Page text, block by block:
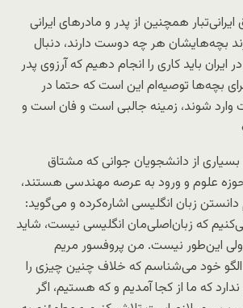
همچنین از پدر و مادرهای ایرانی
بچه‌هایشان هر چه دوست دارند، دنبال
باید کاری را انجام دهیم که آرزوی پدر
بچه‌ها توصیه‌ام این است که حتما در
وارد شوند، زمینه جالبی است و فان است و
بسیاری از دانشجویان جوانی که مشتاق
علوم و ورود به عرصه مهندسی هستند،
دانستن زبان انگلیسی اشاره‌کرده و می‌گوید:
که زبان‌اصلی‌مان انگلیسی نیست، شاید
ولی این‌طور نیست. من پروفسور مریم
الگو خود می‌شناسم که خلاف چنین چیزی را
که ما از کجا آمدیم و که هستیم، اگر